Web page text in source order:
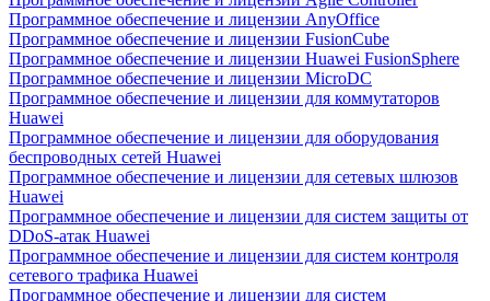
Программное обеспечение и лицензии AnyOffice
Программное обеспечение и лицензии FusionCube
Программное обеспечение и лицензии Huawei FusionSphere
Программное обеспечение и лицензии MicroDC
Программное обеспечение и лицензии для коммутаторов
Huawei
Программное обеспечение и лицензии для оборудования
беспроводных сетей Huawei
Программное обеспечение и лицензии для сетевых шлюзов
Huawei
Программное обеспечение и лицензии для систем защиты от
DDoS-атак Huawei
Программное обеспечение и лицензии для систем контроля
сетевого трафика Huawei
Программное обеспечение и лицензии для систем